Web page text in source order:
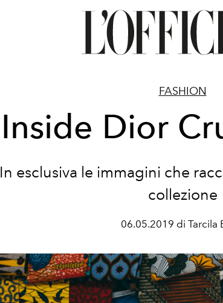
FASHION
Inside Dior
In esclusiva le immagini che
collezione
06.05.2019 di Tarcila